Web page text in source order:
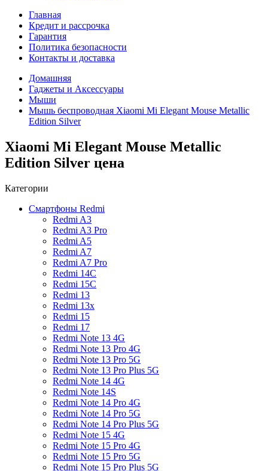
Главная
Кредит и рассрочка
Гарантия
Политика безопасности
Контакты и доставка
Домашняя
Гаджеты и Аксессуары
Мыши
Мышь беспроводная Xiaomi Mi Elegant Mouse Metallic
Edition Silver
Xiaomi Mi Elegant Mouse Metallic
Edition Silver цена
Категории
Смартфоны Redmi
Redmi A3
Redmi A3 Pro
Redmi A5
Redmi A7
Redmi A7 Pro
Redmi 14C
Redmi 15C
Redmi 13
Redmi 13x
Redmi 15
Redmi 17
Redmi Note 13 4G
Redmi Note 13 Pro 4G
Redmi Note 13 Pro 5G
Redmi Note 13 Pro Plus 5G
Redmi Note 14 4G
Redmi Note 14S
Redmi Note 14 Pro 4G
Redmi Note 14 Pro 5G
Redmi Note 14 Pro Plus 5G
Redmi Note 15 4G
Redmi Note 15 Pro 4G
Redmi Note 15 Pro 5G
Redmi Note 15 Pro Plus 5G